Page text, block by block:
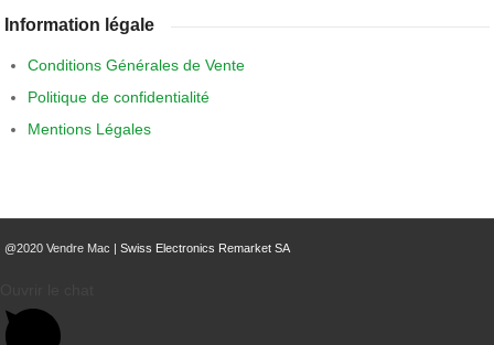
Information légale
Conditions Générales de Vente
Politique de confidentialité
Mentions Légales
@2020 Vendre Mac |Swiss Electronics Remarket SA